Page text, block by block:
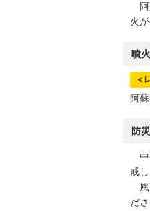
阿
火
噴
＜
阿
防
中
戒し
風
だ